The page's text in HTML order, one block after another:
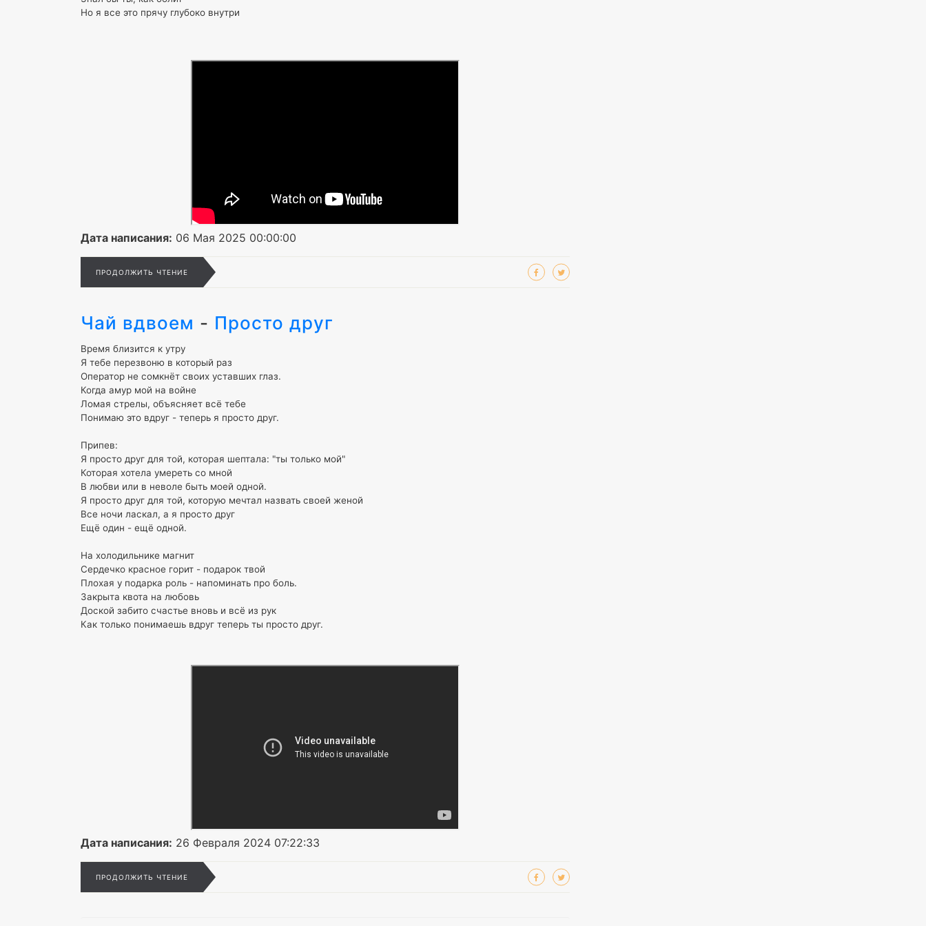
Но я все это прячу глубоко внутри
Дата написания: 06 Мая 2025 00:00:00
ПРОДОЛЖИТЬ ЧТЕНИЕ
Чай вдвоем - Просто друг
Время близится к утру
Я тебе перезвоню в который раз
Оператор не сомкнёт своих уставших глаз.
Когда амур мой на войне
Ломая стрелы, объясняет всё тебе
Понимаю это вдруг - теперь я просто друг.
Припев:
Я просто друг для той, которая шептала: "ты только мой"
Которая хотела умереть со мной
В любви или в неволе быть моей одной.
Я просто друг для той, которую мечтал назвать своей женой
Все ночи ласкал, а я просто друг
Ещё один - ещё одной.
На холодильнике магнит
Сердечко красное горит - подарок твой
Плохая у подарка роль - напоминать про боль.
Закрыта квота на любовь
Доской забито счастье вновь и всё из рук
Как только понимаешь вдруг теперь ты просто друг.
Дата написания: 26 Февраля 2024 07:22:33
ПРОДОЛЖИТЬ ЧТЕНИЕ